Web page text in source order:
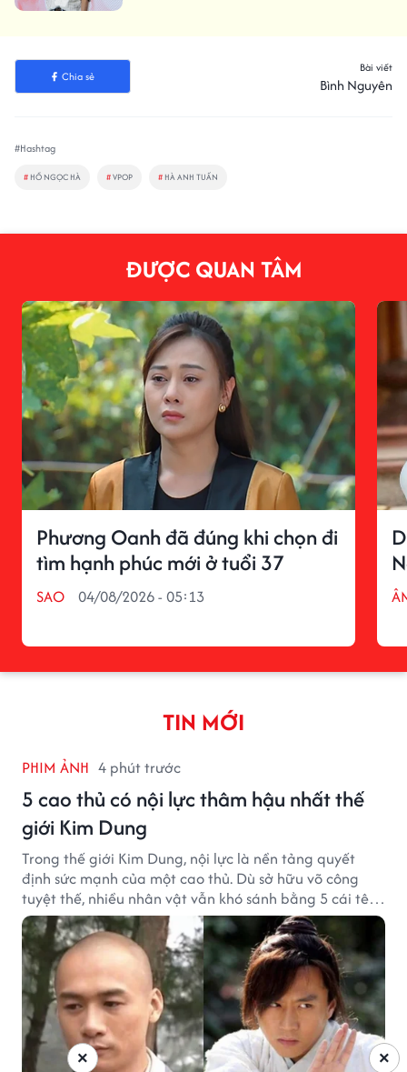
Chia sẻ
Bài viết
Bình Nguyên
#Hashtag
# HỒ NGỌC HÀ #VPOP # HÀ ANH TUẤN
ĐƯỢC QUAN TÂM
Phương Oanh đã đúng khi chọn đi
tìm hạnh phúc mới ở tuổi 37
SAO 04/08/2026 - 05:13
TIN MỚI
PHIM ẢNH 4 phút trước
5 cao thủ có nội lực thâm hậu nhất thế
giới Kim Dung
Trong thế giới Kim Dung, nội lực là nền tảng quyết
định sức mạnh của một cao thủ. Dù sở hữu võ công
tuyệt thế, nhiều nhân vật vẫn khó sánh bằng 5 cái tên
dưới đây về độ thâm hậu của chân khí.
×
×